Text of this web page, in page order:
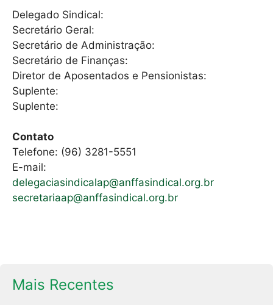
at
s
A
p
c
e
b
o
l
Delegado Sindical:
Secretário Geral:
Secretário de Administração:
Secretário de Finanças:
Diretor de Aposentados e Pensionistas:
Suplente:
Suplente:
Contato
Telefone: (96) 3281-5551
E-mail:
delegaciasindicalap@anffasindical.org.br
secretariaap@anffasindical.org.br
Mais Recentes